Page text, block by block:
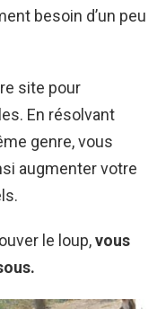
besoin d’un peu
site pour
En résolvant
genre, vous
augmenter votre
le loup,vous